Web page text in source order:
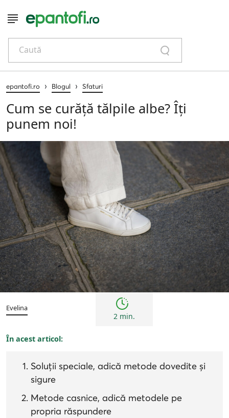
Caută
epantofi.ro › Blogul › Sfaturi
Cum se curăță tălpile albe? Îți
punem noi!
Sfaturi
Evelina
2 min.
În acest articol:
Soluții speciale, adică metode dovedite și
sigure
Metode casnice, adică metodele pe
propria răspundere